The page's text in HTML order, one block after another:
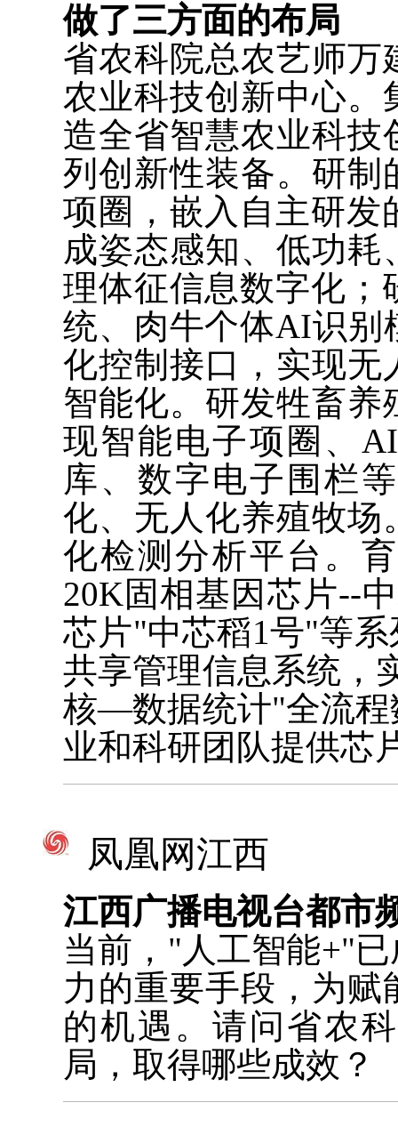
做了三方面的布局
省农科院总农艺师万
农业科技创新中心。
造全省智慧农业科技
列创新性装备。研制
项圈，嵌入自主研发
成姿态感知、低功
理体征信息数字化；
统、肉牛个体AI识别
化控制接口，实现无
智能化。研发牲畜养
现智能电子项圈、
库、数字电子围栏
化、无人化养殖牧场
化检测分析平台。
20K固相基因芯片--
芯片"中芯稻1号"等
共享管理信息系统
核—数据统计"全流程
业和科研团队提供芯
凤凰网江西
江西广播电视台都市
当前，"人工智能+"
力的重要手段，为
的机遇。请问省农
局，取得哪些成效？